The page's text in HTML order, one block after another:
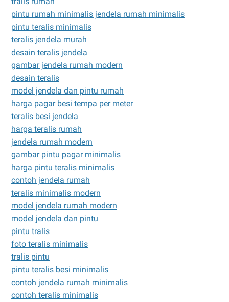
pintu rumah minimalis jendela rumah minimalis
pintu teralis minimalis
teralis jendela murah
desain teralis jendela
gambar jendela rumah modern
desain teralis
model jendela dan pintu rumah
harga pagar besi tempa per meter
teralis besi jendela
harga teralis rumah
jendela rumah modern
gambar pintu pagar minimalis
harga pintu teralis minimalis
contoh jendela rumah
teralis minimalis modern
model jendela rumah modern
model jendela dan pintu
pintu tralis
foto teralis minimalis
tralis pintu
pintu teralis besi minimalis
contoh jendela rumah minimalis
contoh teralis minimalis